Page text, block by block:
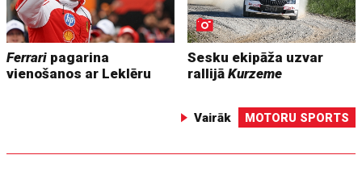
Ferrari pagarina
vienošanos ar Leklēru
Sesku ekipāža uzvar
rallijāKurzeme
Vairāk MOTORU SPORTS